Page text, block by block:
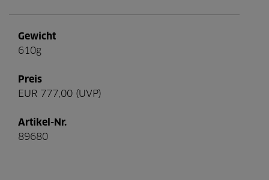
Gewicht
610g
Preis
EUR 777,00 (UVP)
Artikel-Nr.
89680